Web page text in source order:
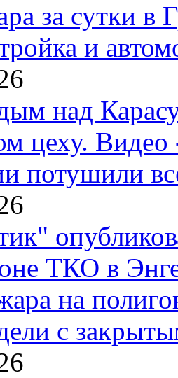
за сутки в
и
над Карасу
цеху.
потушили
ТКО в
на
с